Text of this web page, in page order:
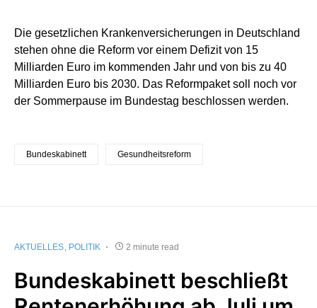
Die gesetzlichen Krankenversicherungen in Deutschland
stehen ohne die Reform vor einem Defizit von 15
Milliarden Euro im kommenden Jahr und von bis zu 40
Milliarden Euro bis 2030. Das Reformpaket soll noch vor
der Sommerpause im Bundestag beschlossen werden.
Bundeskabinett Gesundheitsreform
AKTUELLES POLITIK 2 minute read
Bundeskabinett beschließt